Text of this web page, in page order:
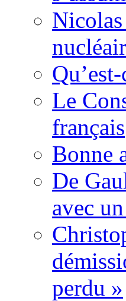
Le
français
Bonne
De
avec
perdu »